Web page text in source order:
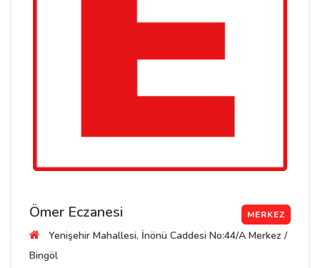
Ömer Eczanesi MERKEZ
Yenişehir Mahallesi, İnönü Caddesi No:44/A Merkez /
Bingöl